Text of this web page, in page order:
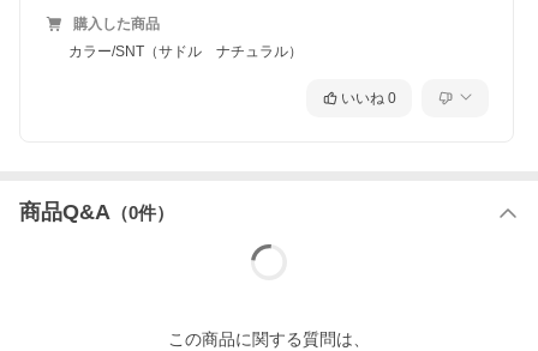
購入した商品
カラー/SNT（サドル ナチュラル）
いいね 0
商品Q&A （0件）
この商品に関する質問は、